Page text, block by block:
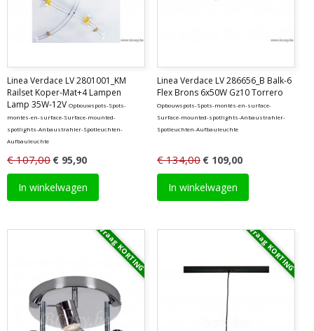
Linea Verdace LV 2801001_KM
Railset Koper-Mat+4 Lampen
Lamp 35W-12V Opbouwspots-Spots-
montés-en-surface-Surface-mounted-
spotlights-Anbaustrahler-Spotleuchten-
Aufbauleuchte
€ 107,00 € 95,90
In winkelwagen
Linea Verdace LV 286656_B Balk-6
Flex Brons 6x50W Gz10 Torrero
Opbouwspots-Spots-montés-en-surface-
Surface-mounted-spotlights-Anbaustrahler-
Spotleuchten-Aufbauleuchte
€ 134,00 € 109,00
In winkelwagen
Vraag KORTING Vraag KORTING